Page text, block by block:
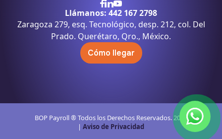
Llámanos: 442 167 2798
Zaragoza 279, esq. Tecnológico, desp. 212, col. Del
Prado. Querétaro, Qro., México.
Cómo llegar
BOP Payroll ® Todos los Derechos Reservados. 2024
| Aviso de Privacidad